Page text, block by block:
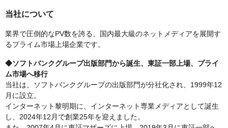
当社について
業界で圧倒的なPV数を誇る、国内最大級のネットメディアを展開す
るプライム市場上場企業です。
◆ソフトバンクグループ出版部門から誕生、東証一部上場、プライ
ム市場へ移行
当社は、ソフトバンクグループの出版部門が分社化され、1999年12
月に設立。
インターネット黎明期に、インターネット専業メディアとして誕生
し、2024年12月で創業25年を迎えました。